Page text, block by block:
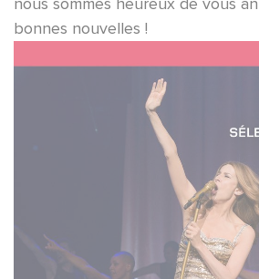
bonnes nouvelles !